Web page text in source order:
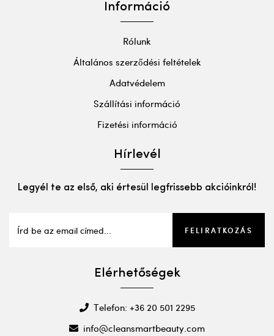
Információ
Rólunk
Általános szerződési feltételek
Adatvédelem
Szállítási információ
Fizetési információ
Hírlevél
Legyél te az első, aki értesül legfrissebb akcióinkról!
FELIRATKOZÁS
Elérhetőségek
Telefon: +36 20 501 2295
info@cleansmartbeauty.com